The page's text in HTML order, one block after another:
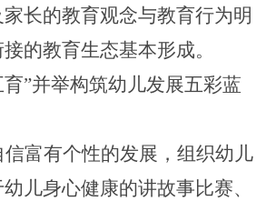
长的教育观念与教育行为明
的教育生态基本形成。
育”并举构筑幼儿发展五彩蓝
信富有个性的发展 ， 组织幼儿
儿身心健康的讲故事比赛、